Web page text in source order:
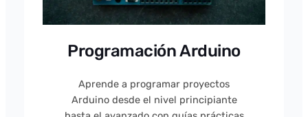
Programación Arduino
Aprende a programar proyectos
Arduino desde el nivel principiante